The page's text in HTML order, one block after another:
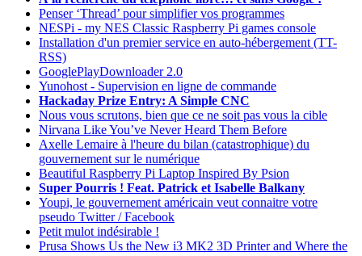
Penser ‘Thread’ pour simplifier vos programmes
NESPi - my NES Classic Raspberry Pi games console
Installation d'un premier service en auto-hébergement (TT-
RSS)
GooglePlayDownloader 2.0
Yunohost - Supervision en ligne de commande
Hackaday Prize Entry: A Simple CNC
Nous vous scrutons, bien que ce ne soit pas vous la cible
Nirvana Like You’ve Never Heard Them Before
Axelle Lemaire à l'heure du bilan (catastrophique) du
gouvernement sur le numérique
Beautiful Raspberry Pi Laptop Inspired By Psion
Super Pourris ! Feat. Patrick et Isabelle Balkany
Youpi, le gouvernement américain veut connaitre votre
pseudo Twitter / Facebook
Petit mulot indésirable !
Prusa Shows Us the New i3 MK2 3D Printer and Where the